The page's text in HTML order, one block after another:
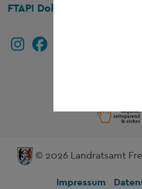
FTAPI
© 2026 Landratsamt
Impressum